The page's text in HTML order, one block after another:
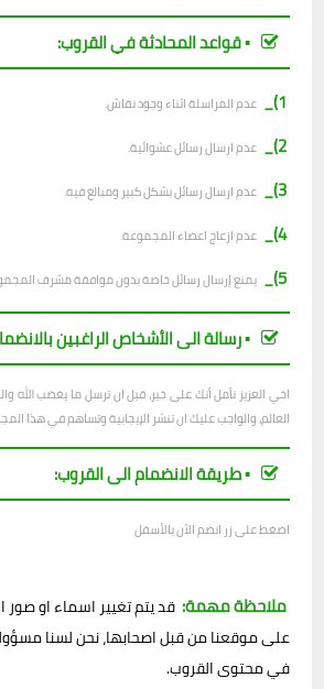
▪︎ قواعد المحادثة في القروب:
1)_
عدم المراسلة اثناء وجود نقاش.
2)_ عدم ارسال رسائل عشوائية.
3)_ عدم ارسال رسائل بشكل كبير ومبالغ فيه.
4)_ عدم ازعاج اعضاء المجموعة.
5)_ يمنع إرسال رسائل خاصة بدون موافقة مشرف
▪︎ رسالة الى الأشخاص الراغبين
اخي العزيز نأمل أنك على خير، قبل ان ترسل ما يغضب الله
العالم، والواجب عليك ان تنشر الإيجابية وتساهم في هذا
▪︎ طريقة الانضمام الى القروب:
اضغط على زر انضم الآن بالأسفل
ملاحظة مهمة: قد يتم تغيير اسماء او صور
على موقعنا من قبل اصحابها، نحن لسنا
في محتوى القروب.